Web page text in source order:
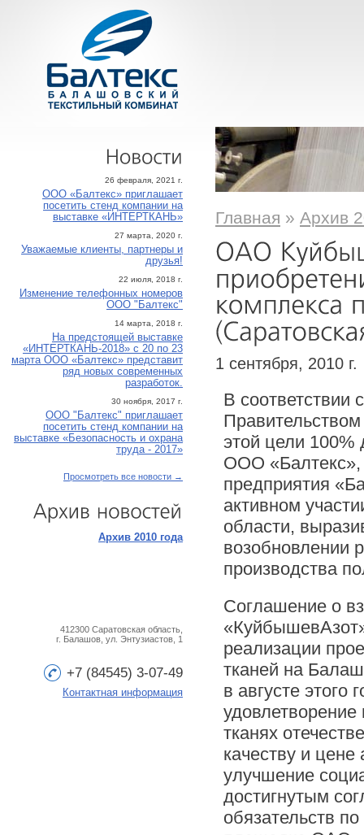
26 февраля, 2021 г.
ООО «Балтекс» приглашает
посетить стенд компании на
выставке «ИНТЕРТКАНЬ»
27 марта, 2020 г.
Уважаемые клиенты, партнеры и
друзья!
22 июля, 2018 г.
Изменение телефонных номеров
ООО "Балтекс"
14 марта, 2018 г.
На предстоящей выставке
«ИНТЕРТКАНЬ-2018» с 20 по 23
марта ООО «Балтекс» представит
ряд новых современных
разработок.
30 ноября, 2017 г.
ООО "Балтекс" приглашает
посетить стенд компании на
выставке «Безопасность и охрана
труда - 2017»
Просмотреть все новости →
Архив 2010 года
412300 Саратовская область,
г. Балашов, ул. Энтузиастов, 1
+7 (84545) 3-07-49
Контактная информация
Главная » Архив
1 сентября, 2010 г.
В соответствии
этой цели
ООО «Балтекс»,
предприятия
активном
области,
возобновлении
производства
Соглашение о
реализации
тканей на
в августе этого
удовлетворение
тканях
качеству и
улучшение
достигнутым
обязательств